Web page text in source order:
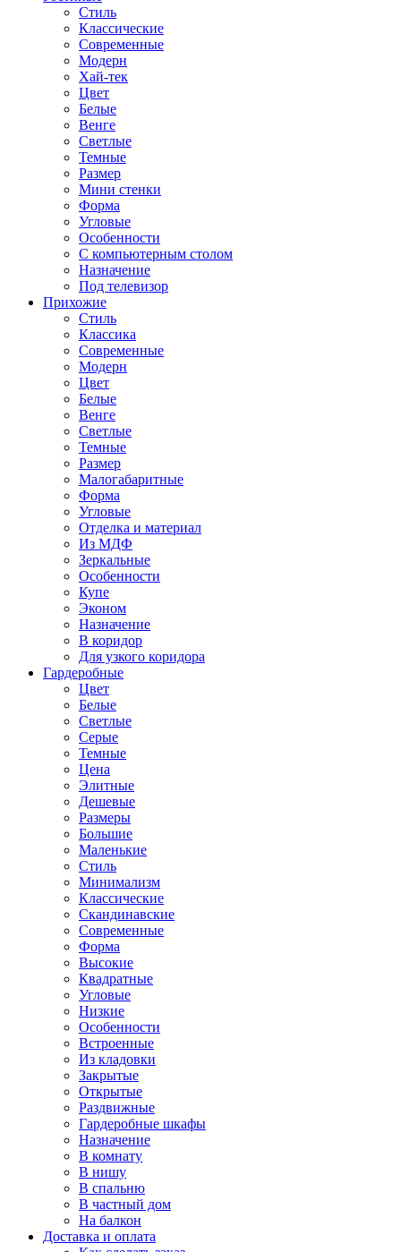
Стиль
Классические
Современные
Модерн
Хай-тек
Цвет
Белые
Венге
Светлые
Темные
Размер
Мини стенки
Форма
Угловые
Особенности
С компьютерным столом
Назначение
Под телевизор
Прихожие
Стиль
Классика
Современные
Модерн
Цвет
Белые
Венге
Светлые
Темные
Размер
Малогабаритные
Форма
Угловые
Отделка и материал
Из МДФ
Зеркальные
Особенности
Купе
Эконом
Назначение
В коридор
Для узкого коридора
Гардеробные
Цвет
Белые
Светлые
Серые
Темные
Цена
Элитные
Дешевые
Размеры
Большие
Маленькие
Стиль
Минимализм
Классические
Скандинавские
Современные
Форма
Высокие
Квадратные
Угловые
Низкие
Особенности
Встроенные
Из кладовки
Закрытые
Открытые
Раздвижные
Гардеробные шкафы
Назначение
В комнату
В нишу
В спальню
В частный дом
На балкон
Доставка и оплата